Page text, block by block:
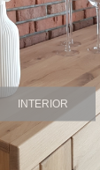
INTERIOR